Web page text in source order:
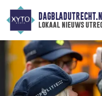
lokaal nieuws